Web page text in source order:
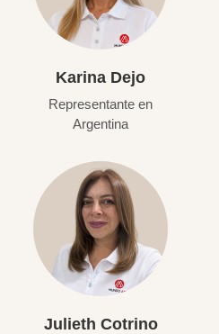
Karina Dejo
Representante en
Argentina
Julieth Cotrino